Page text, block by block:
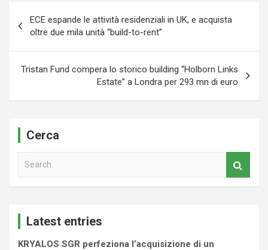
articoli
ECE espande le attività residenziali in UK, e acquista
oltre due mila unità “build-to-rent”
Tristan Fund compera lo storico building “Holborn Links
Estate” a Londra per 293 mn di euro
Cerca
Latest entries
KRYALOS SGR perfeziona l’acquisizione di un